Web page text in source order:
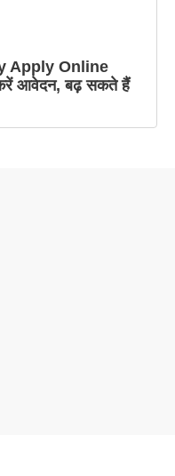
Apply Online
आवेदन, बढ़ सकते हैं